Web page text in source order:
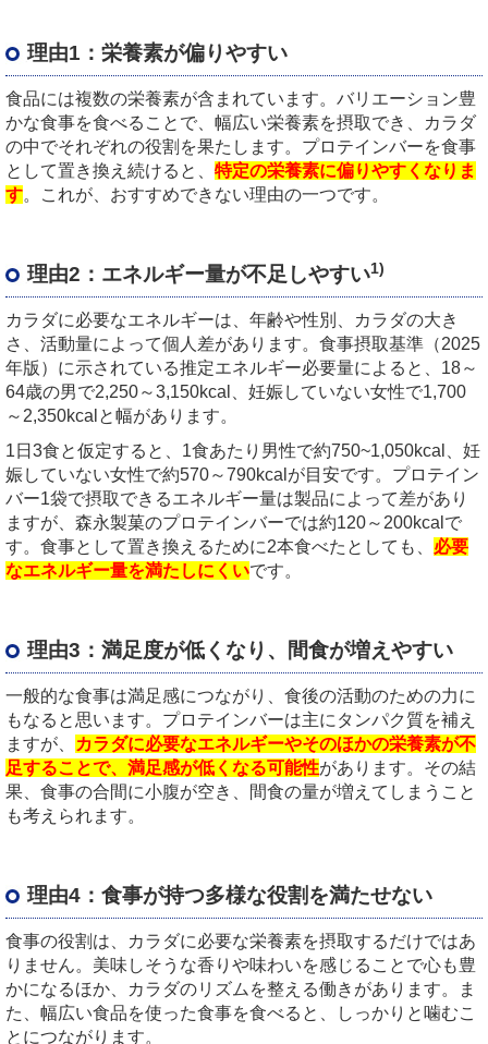
理由1 ：栄養素が偏りやすい
食品には複数の栄養素が含まれています。バリエーション豊
かな食事を食べることで、幅広い栄養素を摂取でき、カラダ
の中でそれぞれの役割を果たします。プロテインバーを食事
として置き換え続けると、 特定の栄養素に偏りやすくなりま
す。これが、おすすめできない理由の一つです。
理由2 ：エネルギー量が不足しやすい1)
カラダに必要なエネルギーは、年齢や性別、カラダの大き
さ、活動量によって個人差があります。食事摂取基準（2025
年版）に示されている推定エネルギー必要量によると、 18～
64歳の男で2,250～3,150kcal 、妊娠していない女性で1,700
～ 2,350kcal と幅があります。
1 日 3食と仮定すると、 1食あたり男性で約750~1,050kcal
、妊
娠していない女性で約570～790kcal が目安です。プロテイン
バー1袋で摂取できるエネルギー量は製品によって差があり
ますが、森永製菓のプロテインバーでは約120～ 200kcal で
す。食事として置き換えるために2本食べたとしても、 必要
なエネルギー量を満たしにくいです。
理由3 ：満足度が低くなり、間食が増えやすい
一般的な食事は満足感につながり、食後の活動のための力に
もなると思います。プロテインバーは主にタンパク質を補え
ますが、
カラダに必要なエネルギーやそのほかの栄養素が不
足することで、満足感が低くなる可能性があります。その結
果、食事の合間に小腹が空き、間食の量が増えてしまうこと
も考えられます。
理由4 ：食事が持つ多様な役割を満たせない
食事の役割は、カラダに必要な栄養素を摂取するだけではあ
りません。美味しそうな香りや味わいを感じることで心も豊
かになるほか、カラダのリズムを整える働きがあります。ま
た、幅広い食品を使った食事を食べると、しっかりと噛むこ
とにつながります。